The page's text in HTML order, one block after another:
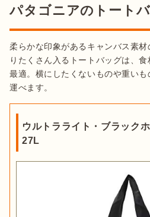
パタゴニアのトートバ
柔らかな印象があるキャンバス素
りたくさん入るトートバッグは、
最適。横にしたくないものや重い
運べます。
ウルトラライト・ブラック
27L